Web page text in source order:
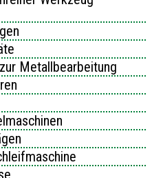
Metallbearbeitung